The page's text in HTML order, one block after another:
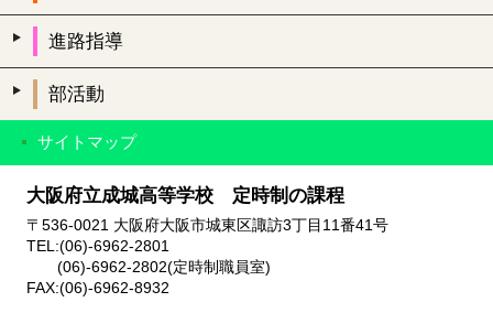
進路指導
部活動
サイトマップ
大阪府立成城高等学校 定時制の課程
〒536-0021 大阪府大阪市城東区諏訪3丁目11番41号
TEL:(06)-6962-2801
(06)-6962-2802(定時制職員室)
FAX:(06)-6962-8932